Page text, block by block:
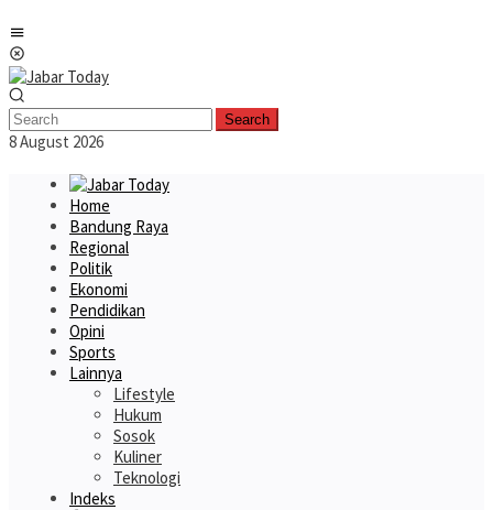
to
content
Search
8 August 2026
Home
Bandung Raya
Regional
Politik
Ekonomi
Pendidikan
Opini
Sports
Lainnya
Lifestyle
Hukum
Sosok
Kuliner
Teknologi
Indeks